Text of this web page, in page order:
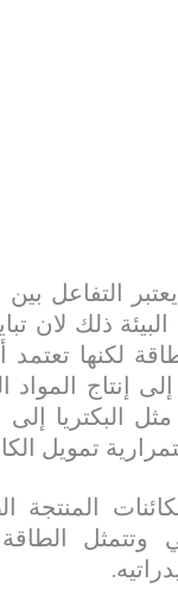
التفاعل
ذلك لان
لكنها
إنتاج
مثل البكتريا
تمويل
المنتجة
وتتمثل